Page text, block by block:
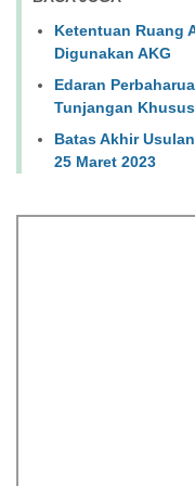
Ketentuan Ruang
Digunakan AKG
Edaran
Tunjangan
Batas Akhir
25 Maret 2023